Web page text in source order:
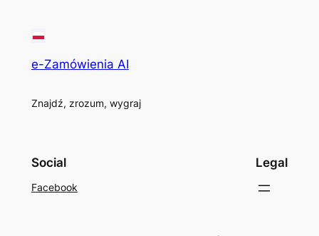
e-Zamówienia AI
Znajdź, zrozum, wygraj
Social
Facebook
Legal